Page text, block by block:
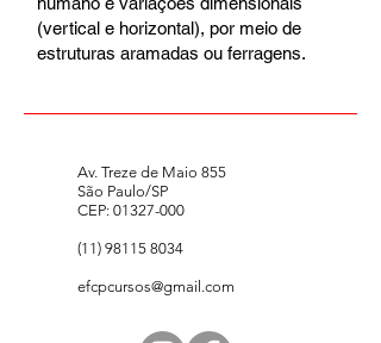
(vertical e horizontal), por meio de
estruturas aramadas ou ferragens.
Av. Treze de Maio 855
São Paulo/SP
CEP: 01327-000
(11) 98115 8034
efcpcursos@gmail.com